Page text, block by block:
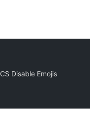
CS Disable Emojis